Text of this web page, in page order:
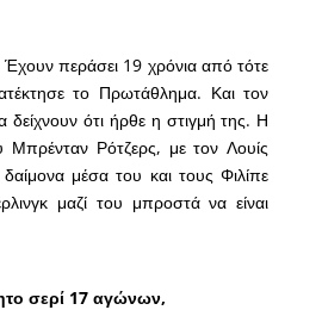
Έχουν περάσει 19 χρόνια από τότε
το Πρωτάθλημα. Και τον
δείχνουν ότι ήρθε η στιγμή της. Η
Μπρένταν Ρότζερς, με τον Λουίς
μέσα του και τους Φιλίπε
μαζί του μπροστά να είναι
σερί 17 αγώνων,